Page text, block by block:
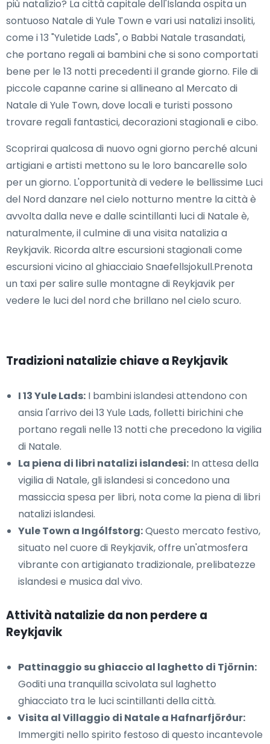
più natalizio? La città capitale dell'Islanda ospita un
sontuoso Natale di Yule Town e vari usi natalizi insoliti,
come i 13 "Yuletide Lads", o Babbi Natale trasandati,
che portano regali ai bambini che si sono comportati
bene per le 13 notti precedenti il grande giorno. File di
piccole capanne carine si allineano al Mercato di
Natale di Yule Town, dove locali e turisti possono
trovare regali fantastici, decorazioni stagionali e cibo.
Scoprirai qualcosa di nuovo ogni giorno perché alcuni
artigiani e artisti mettono su le loro bancarelle solo
per un giorno. L'opportunità di vedere le bellissime Luci
del Nord danzare nel cielo notturno mentre la città è
avvolta dalla neve e dalle scintillanti luci di Natale è,
naturalmente, il culmine di una visita natalizia a
Reykjavik. Ricorda altre escursioni stagionali come
escursioni vicino al ghiacciaio Snaefellsjokull.Prenota
un taxi per salire sulle montagne di Reykjavik per
vedere le luci del nord che brillano nel cielo scuro.
Tradizioni natalizie chiave a Reykjavik
I 13 Yule Lads: I bambini islandesi attendono con
ansia l'arrivo dei 13 Yule Lads, folletti birichini che
portano regali nelle 13 notti che precedono la vigilia
di Natale.
La piena di libri natalizi islandesi: In attesa della
vigilia di Natale, gli islandesi si concedono una
massiccia spesa per libri, nota come la piena di libri
natalizi islandesi.
Yule Town a Ingólfstorg:Questo mercato festivo,
situato nel cuore di Reykjavik, offre un'atmosfera
vibrante con artigianato tradizionale, prelibatezze
islandesi e musica dal vivo.
Attività natalizie da non perdere a
Reykjavik
Pattinaggio su ghiaccio al laghetto di Tjörnin:
Goditi una tranquilla scivolata sul laghetto
ghiacciato tra le luci scintillanti della città.
Visita al Villaggio di Natale a Hafnarfjörður:
Immergiti nello spirito festoso di questo incantevole